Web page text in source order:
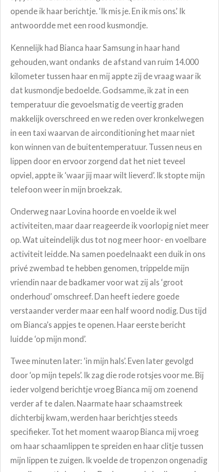
opende ik haar berichtje. ‘Ik mis je. En ik mis ons.’ Ik
antwoordde met een rood kusmondje.
Kennelijk had Bianca haar Samsung in haar hand
gehouden, want ondanks de afstand van ruim 14.000
kilometer tussen haar en mij appte zij de vraag waar ik
dat kusmondje bedoelde. Godsamme, ik zat in een
temperatuur die gevoelsmatig de veertig graden
makkelijk overschreed en we reden over kronkelwegen
in een taxi waarvan de airconditioning het maar niet
kon winnen van de buitentemperatuur. Tussen neus en
lippen door en ervoor zorgend dat het niet teveel
opviel, appte ik ‘waar jij maar wilt lieverd’. Ik stopte mijn
telefoon weer in mijn broekzak.
Onderweg naar Lovina hoorde en voelde ik wel
activiteiten, maar daar reageerde ik voorlopig niet meer
op. Wat uiteindelijk dus tot nog meer hoor- en voelbare
activiteit leidde. Na samen poedelnaakt een duik in ons
privé zwembad te hebben genomen, trippelde mijn
vriendin naar de badkamer voor wat zij als ‘groot
onderhoud’ omschreef. Dan heeft iedere goede
verstaander verder maar een half woord nodig. Dus tijd
om Bianca’s appjes te openen. Haar eerste bericht
luidde ‘op mijn mond’.
Twee minuten later: ‘in mijn hals’. Even later gevolgd
door ‘op mijn tepels’. Ik zag die rode rotsjes voor me. Bij
ieder volgend berichtje vroeg Bianca mij om zoenend
verder af te dalen. Naarmate haar schaamstreek
dichterbij kwam, werden haar berichtjes steeds
specifieker. Tot het moment waarop Bianca mij vroeg
om haar schaamlippen te spreiden en haar clitje tussen
mijn lippen te zuigen. Ik voelde de tropenzon ongenadig